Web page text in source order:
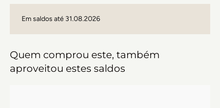
Em saldos até 31.08.2026
Quem comprou este, também
aproveitou estes saldos